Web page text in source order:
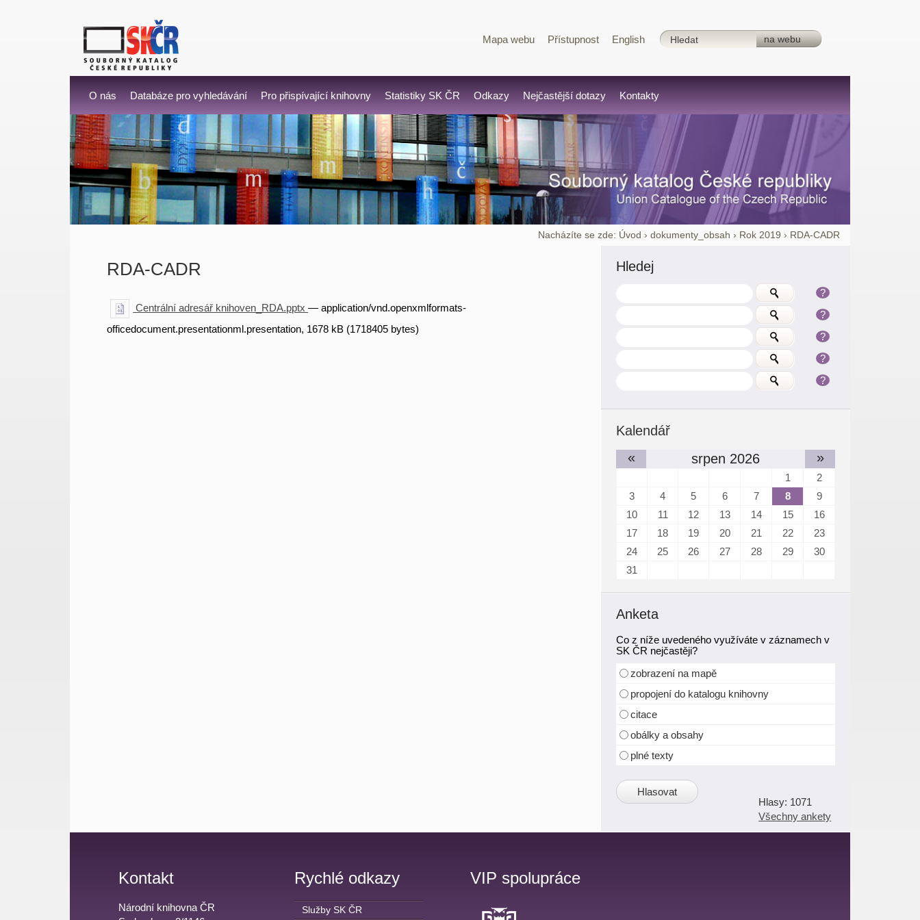
Mapa webu Přístupnost English
O nás Databáze pro vyhledávání Pro přispívající knihovny Statistiky SK ČR Odkazy Nejčastější dotazy Kontakty
Nacházíte se zde: Úvod ›dokumenty_obsah › Rok 2019 › RDA-CADR
RDA-CADR
Centrální adresář knihoven_RDA.pptx— application/vnd.openxmlformats-
officedocument.presentationml.presentation, 1678 kB (1718405 bytes)
Hledej
?
?
?
?
?
Kalendář
«
srpen 2026 »
1
2
3
4 5 6 7 8
9
10
11 12 13 14 15
16
17
18 19 20 21 22
23
24
25 26 27 28 29
30
31
Anketa
Co z níže uvedeného využíváte v záznamech v
SK ČR nejčastěji?
zobrazení na mapě
propojení do katalogu knihovny
citace
obálky a obsahy
plné texty
1071
Všechny ankety
Kontakt
Národní knihovna ČR
Rychlé odkazy
Služby SK ČR
VIP spolupráce